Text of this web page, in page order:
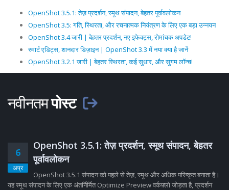
OpenShot 3.5.1: तेज़ प्रदर्शन, स्मूथ संपादन, बेहतर पूर्वावलोकन
OpenShot 3.5: गति, स्थिरता, और रचनात्मक नियंत्रण के लिए एक बड़ा उन्नयन
OpenShot 3.4 जारी | बेहतर प्रदर्शन, नए इफेक्ट्स, रोमांचक अपडेट!
स्मार्ट एडिट्स, शानदार डिज़ाइन | OpenShot 3.3 में नया क्या है जानें
OpenShot 3.2.1 जारी | बेहतर स्थिरता, कई सुधार, और सुगम लॉन्च!
नवीनतमपोस्ट
6
अप्र
OpenShot 3.5.1: तेज़ प्रदर्शन, स्मूथ संपादन, बेहतर
पूर्वावलोकन
OpenShot 3.5.1 संपादन को पहले से तेज़, स्मूथ और अधिक परिष्कृत बनाता है।
यह स्मूथ संपादन के लिए एक अंतर्निर्मित Optimize Preview वर्कफ़्लो जोड़ता है, प्रदर्शन